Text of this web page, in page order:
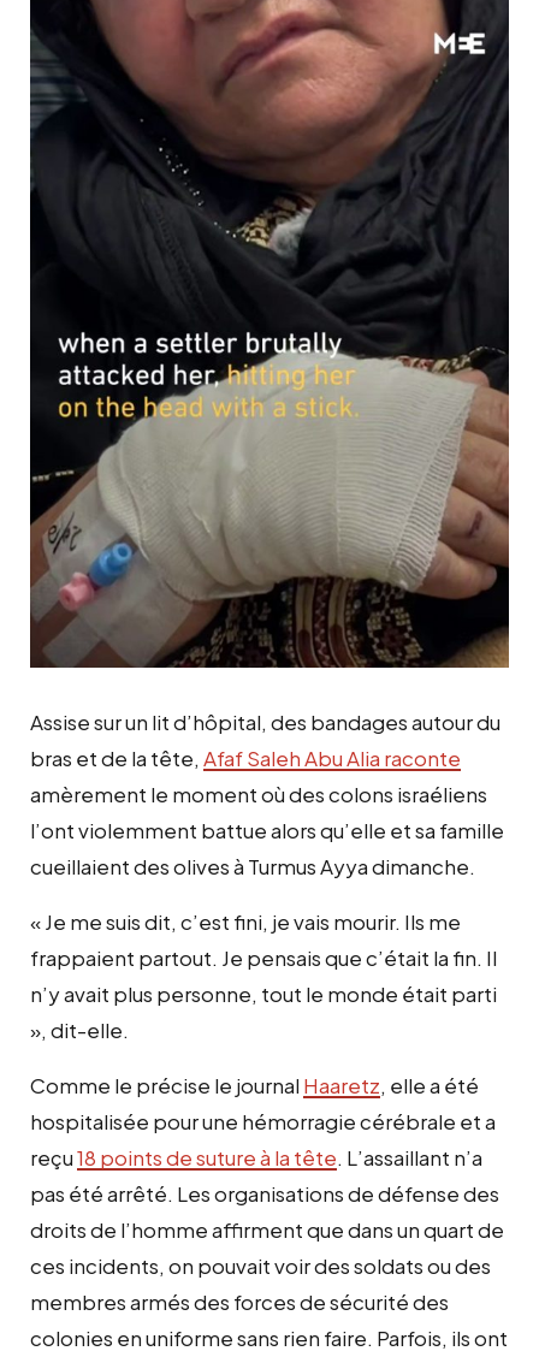
Assise sur un lit d’hôpital, des bandages autour du
bras et de la tête, Afaf Saleh Abu Alia raconte
amèrement le moment où des colons israéliens
l’ont violemment battue alors qu’elle et sa famille
cueillaient des olives à Turmus Ayya dimanche.
« Je me suis dit, c’est fini, je vais mourir. Ils me
frappaient partout. Je pensais que c’était la fin. Il
n’y avait plus personne, tout le monde était parti
», dit-elle.
Comme le précise le journal Haaretz, elle a été
hospitalisée pour une hémorragie cérébrale et a
reçu18 points de suture à la tête. L’assaillant n’a
pas été arrêté. Les organisations de défense des
droits de l’homme affirment que dans un quart de
ces incidents, on pouvait voir des soldats ou des
membres armés des forces de sécurité des
colonies en uniforme sans rien faire. Parfois, ils ont